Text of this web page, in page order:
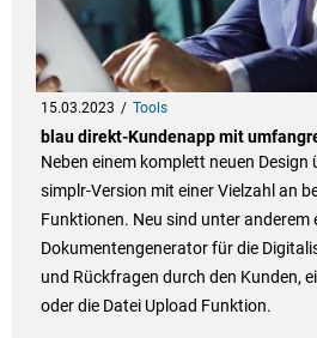
15.03.2023 Tools
blau direkt-Kundenapp mit
Neben einem komplett neuen Design
simplr-Version mit einer Vielzahl an
Funktionen. Neu sind unter anderem
Dokumentengenerator für die
und Rückfragen durch den Kunden,
oder die Datei Upload Funktion.